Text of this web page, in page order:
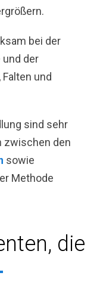
bei der
und der
und
sind sehr
zwischen den
sowie
Methode
die